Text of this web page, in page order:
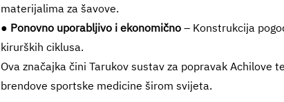
materijalima za šavove.
● Ponovno uporabljivo i ekonomično – Konstrukcija
kirurških ciklusa.
Ova značajka čini Tarukov sustav za popravak Achilove
brendove sportske medicine širom svijeta.